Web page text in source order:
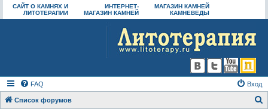
САЙТ О КАМНЯХ И
ЛИТОТЕРАПИИ
ИНТЕРНЕТ-
МАГАЗИН КАМНЕЙ
МАГАЗИН КАМНЕЙ
КАМНЕВЕДЫ
FAQ Вход
Список форумов